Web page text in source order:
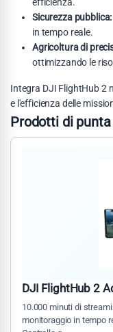
Sicurezza pubblica:
in tempo reale.
Agricoltura di
ottimizzando le
Integra DJI FlightHub 2
e l'efficienza delle
Prodotti di punta
DJI FlightHub 2
10.000 minuti di
monitoraggio in tempo